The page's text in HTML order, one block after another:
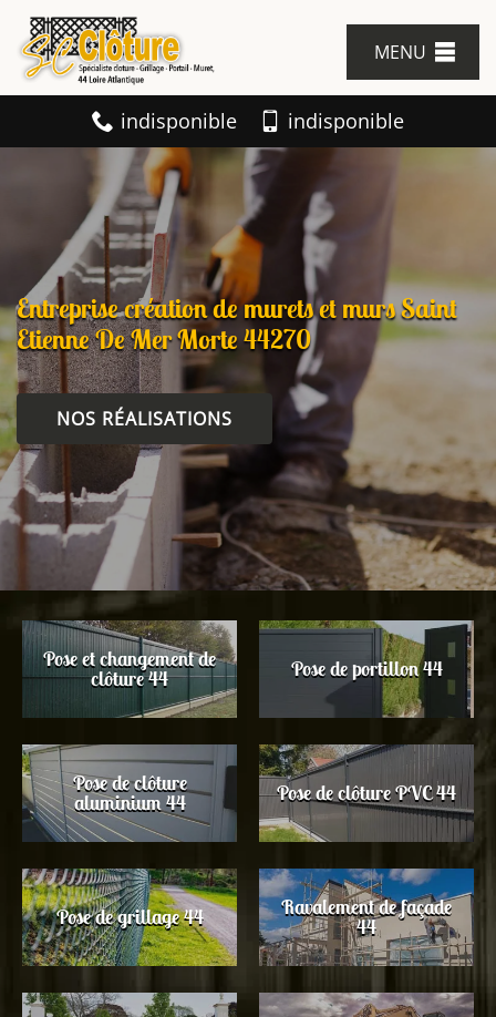
MENU
indisponible indisponible
Entreprise création de murets et murs Saint
Etienne De Mer Morte 44270
NOS RÉALISATIONS
Pose et changement de
clôture 44 Pose de portillon 44
Pose de clôture
aluminium 44 Pose de clôture PVC 44
Pose de grillage 44 Ravalement de façade
44